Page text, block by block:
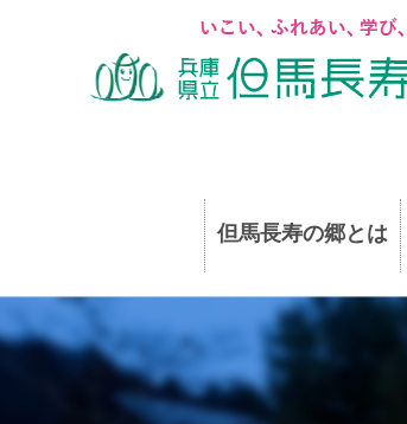
但馬長寿の郷とは